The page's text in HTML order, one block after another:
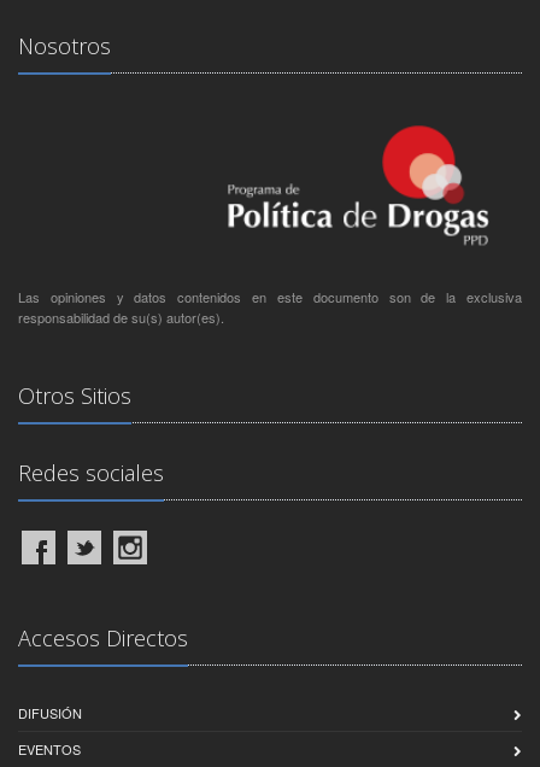
Nosotros
Las opiniones y datos contenidos en este documento son de la exclusiva
responsabilidad de su(s) autor(es).
Otros Sitios
Redes sociales
Accesos Directos
DIFUSIÓN
EVENTOS